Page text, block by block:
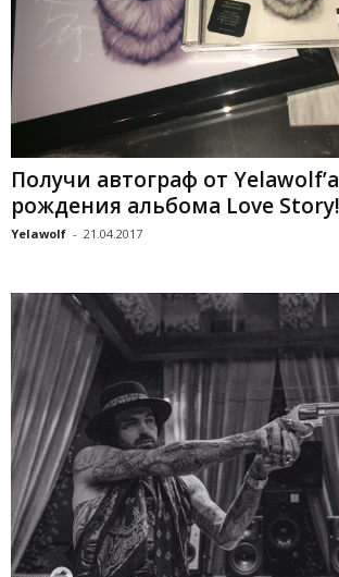
Получи автограф от
рождения альбома Love Story!
Yelawolf - 21.04.2017